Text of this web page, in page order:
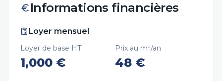
Informations financières
Loyer mensuel
Loyer de base HT
1,000 €
Prix au m²/an
48 €